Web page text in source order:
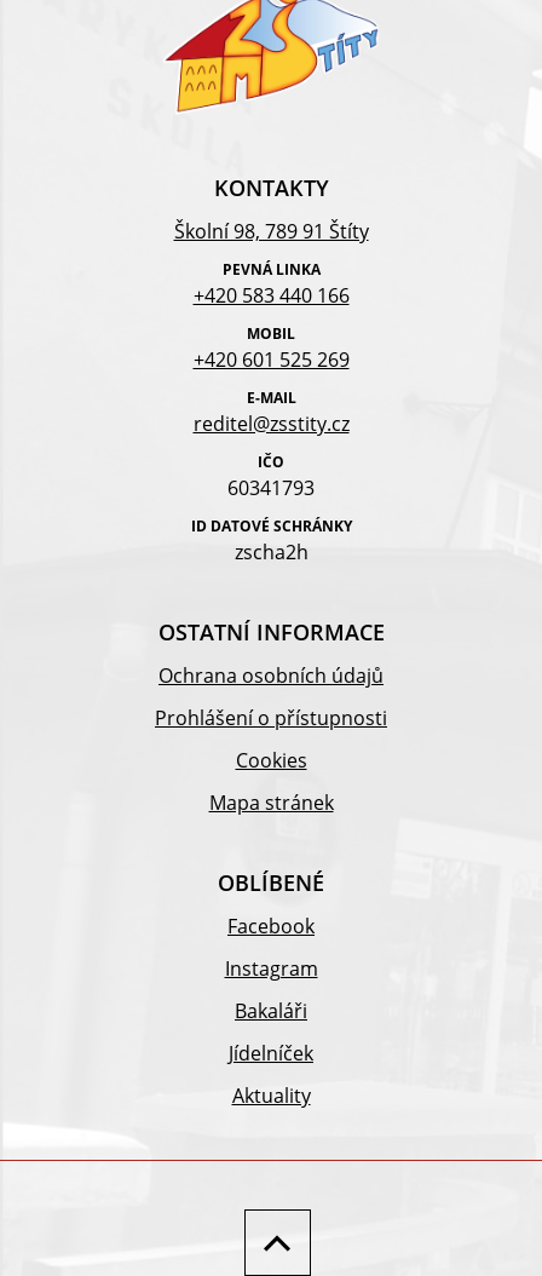
KONTAKTY
Školní 98, 789 91 Štíty
PEVNÁ LINKA
+420 583 440 166
MOBIL
+420 601 525 269
E-MAIL
reditel@zsstity.cz
IČO
60341793
ID DATOVÉ SCHRÁNKY
zscha2h
OSTATNÍ INFORMACE
Ochrana osobních údajů
Prohlášení o přístupnosti
Cookies
Mapa stránek
OBLÍBENÉ
Facebook
Instagram
Bakaláři
Jídelníček
Aktuality